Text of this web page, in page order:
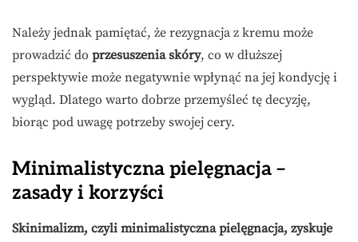
Należy jednak pamiętać, że rezygnacja z kremu może
prowadzić do przesuszenia skóry, co w dłuższej
perspektywie może negatywnie wpłynąć na jej kondycję i
wygląd. Dlatego warto dobrze przemyśleć tę decyzję,
biorąc pod uwagę potrzeby swojej cery.
Minimalistyczna pielęgnacja –
zasady i korzyści
Skinimalizm, czyli minimalistyczna pielęgnacja, zyskuje